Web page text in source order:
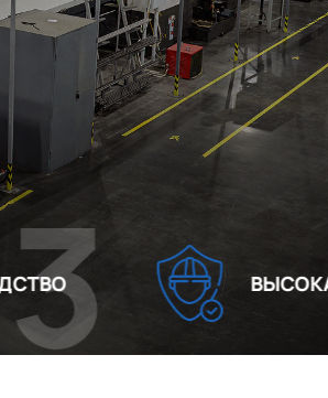
ВЫСОКАЯ